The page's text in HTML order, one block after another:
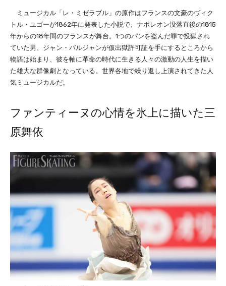
ミュージカル「レ・ミゼラブル」の原作はフランスの文豪のヴィク
トル・ユゴーが1862年に発表した小説で、ナポレオン没落直後の1815
年からの18年間のフランスが舞台。1つのパンを盗んだ罪で投獄され
ていた男、ジャン・バルジャンが仮出獄許可証を手にするところから
物語は始まり、彼を軸に革命の時代に生きる人々の激動の人生を描い
た雄大な群像劇となっている。世界各地で繰り返し上演されてきた人
気ミュージカルだ。
ファンティーヌの心情を氷上に描いた三
原舞依